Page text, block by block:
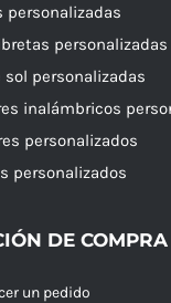
personalizadas
personalizadas
sol personalizadas
inalámbricos
personalizados
personalizados
DE COMPRA
un pedido